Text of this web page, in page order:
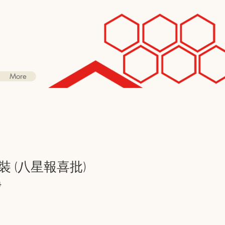
More
(八星報喜批)